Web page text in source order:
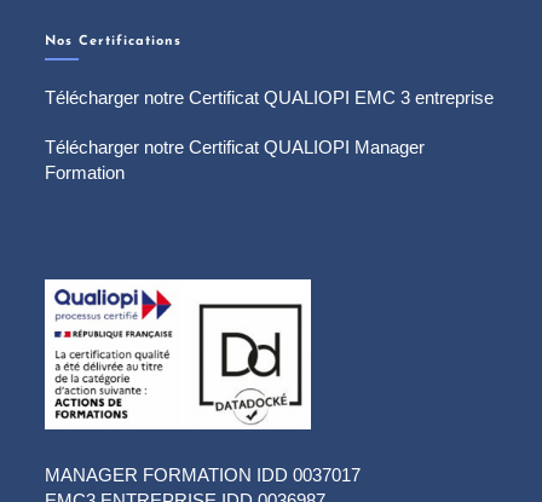
Nos Certifications
Télécharger notre Certificat QUALIOPI EMC 3 entreprise
Télécharger notre Certificat QUALIOPI Manager
Formation
MANAGER FORMATION IDD 0037017